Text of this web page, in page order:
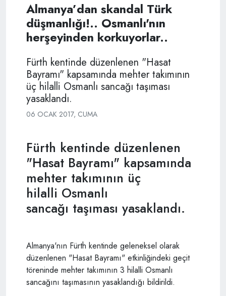
Almanya’dan skandal Türk
düşmanlığı!.. Osmanlı'nın
herşeyinden korkuyorlar..
Fürth kentinde düzenlenen "Hasat
Bayramı" kapsamında mehter takımının
üç hilalli Osmanlı sancağı taşıması
yasaklandı.
06 OCAK 2017, CUMA
Fürth kentinde düzenlenen
"Hasat Bayramı" kapsamında
mehter takımının üç
hilalli Osmanlı
sancağı taşıması yasaklandı.
Almanya'nın Fürth kentinde geleneksel olarak
düzenlenen "Hasat Bayramı" etkinliğindeki geçit
töreninde mehter takımının 3 hilalli Osmanlı
sancağını taşımasının yasaklandığı bildirildi.